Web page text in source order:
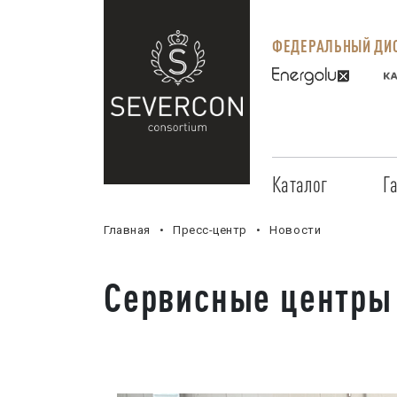
ФЕДЕРАЛЬНЫЙ
Каталог
Главная Пресс-центр Новости
Сервисные